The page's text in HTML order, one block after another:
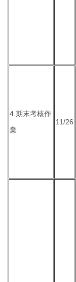
4.期末考核作
業
11/26